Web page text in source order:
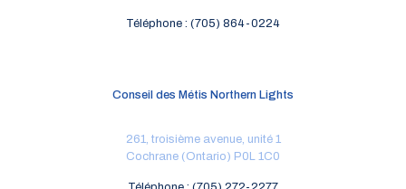
Téléphone : (705) 864-0224
Conseil des Métis Northern Lights
261, troisième avenue, unité 1
Cochrane (Ontario) P0L 1C0